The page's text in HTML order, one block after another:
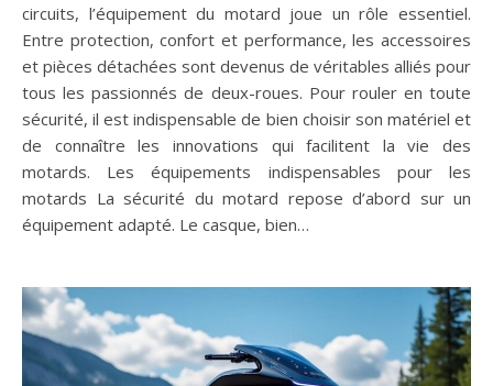
circuits, l’équipement du motard joue un rôle essentiel.
Entre protection, confort et performance, les accessoires
et pièces détachées sont devenus de véritables alliés pour
tous les passionnés de deux-roues. Pour rouler en toute
sécurité, il est indispensable de bien choisir son matériel et
de connaître les innovations qui facilitent la vie des
motards. Les équipements indispensables pour les
motards La sécurité du motard repose d’abord sur un
équipement adapté. Le casque, bien…